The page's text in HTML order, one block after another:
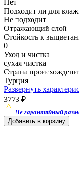
Нет
Подходит ли для
Не подходит
Отражающий слой
Стойкость к
0
Уход и чистка
сухая чистка
Страна
Турция
Развернуть
3773 ₽
Не гарантийный
Добавить в корзину